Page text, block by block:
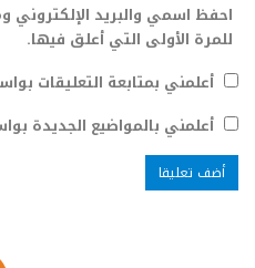
احفظ اسمي والبريد
للمرة الأولى التي أعلق فيها.
أعلمني بمتابعة التعليقات
أعلمني بالمواضيع الجديدة